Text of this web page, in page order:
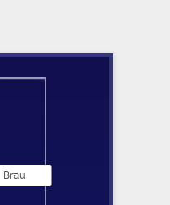
Brau